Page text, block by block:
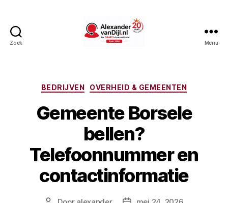
Zoek Menu
Categorieën
BEDRIJVEN OVERHEID & GEMEENTEN
Gemeente Borsele
bellen?
Telefoonnummer en
contactinformatie